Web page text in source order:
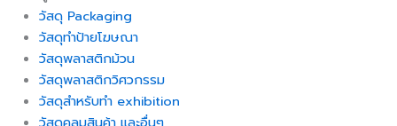
วัสดุ Packaging
วัสดุทำป้ายโฆษณา
วัสดุพลาสติกม้วน
วัสดุพลาสติกวิศวกรรม
วัสดุสำหรับทำ exhibition